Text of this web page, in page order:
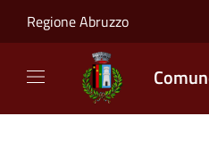
Regione Abruzzo